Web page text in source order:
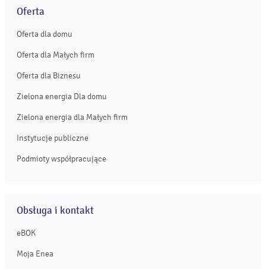
Oferta
Oferta dla domu
Oferta dla Małych firm
Oferta dla Biznesu
Zielona energia Dla domu
Zielona energia dla Małych firm
Instytucje publiczne
Podmioty współpracujące
Obsługa i kontakt
eBOK
Moja Enea